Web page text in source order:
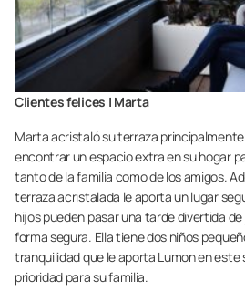
Clientes felices | Marta
Marta acristaló su terraza
encontrar un espacio extra en su hogar
tanto de la familia como de los amigos.
terraza acristalada le aporta un lugar
hijos pueden pasar una tarde divertida
forma segura. Ella tiene dos niños
tranquilidad que le aporta Lumon en este
prioridad para su familia.